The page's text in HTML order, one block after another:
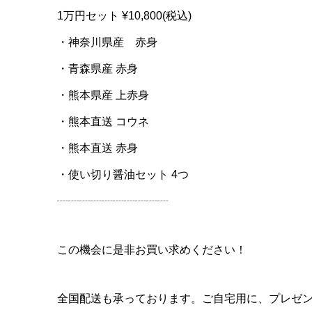
1万円セット ¥10,800(税込)
・神奈川県産 赤身
・青森県産 赤身
・熊本県産 上赤身
・熊本直送 コウネ
・熊本直送 赤身
・使い切り醤油セット 4つ
┈┈┈┈┈┈┈┈┈┈
この機会に是非お買い求めください！
全国配送も承っております。ご自宅用に、プレゼ